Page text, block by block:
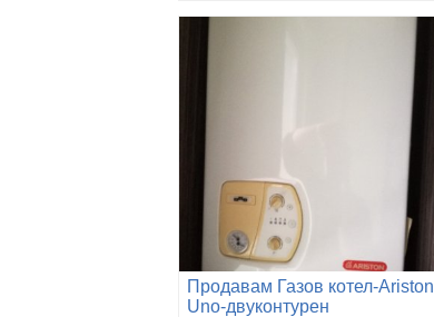
Продавам Газов котел-Ariston
Uno-двуконтурен